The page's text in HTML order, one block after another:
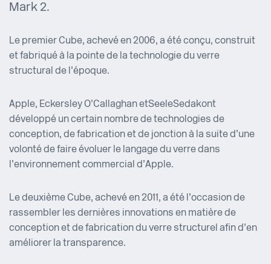
Mark 2.
Le premier Cube, achevé en 2006, a été conçu, construit
et fabriqué à la pointe de la technologie du verre
structural de l’époque.
Apple, Eckersley O’Callaghan et Seele Sedak ont
développé un certain nombre de technologies de
conception, de fabrication et de jonction à la suite d’une
volonté de faire évoluer le langage du verre dans
l’environnement commercial d’Apple.
Le deuxième Cube, achevé en 2011, a été l’occasion de
rassembler les dernières innovations en matière de
conception et de fabrication du verre structurel afin d’en
améliorer la transparence.